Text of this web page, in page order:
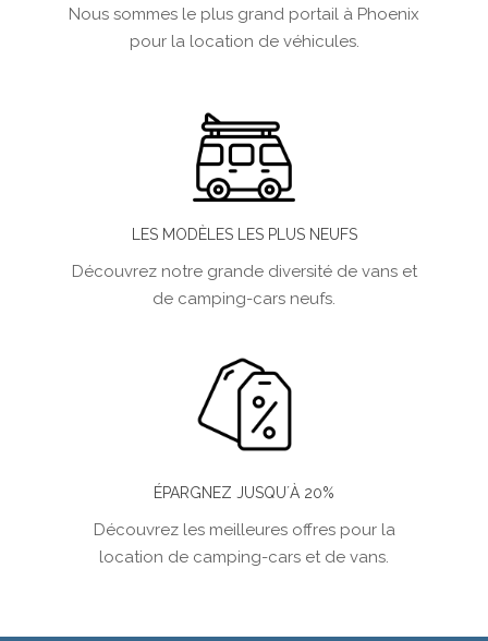
Nous sommes le plus grand portail à Phoenix
pour la location de véhicules.
LES MODÈLES LES PLUS NEUFS
Découvrez notre grande diversité de vans et
de camping-cars neufs.
ÉPARGNEZ JUSQU´À 20%
Découvrez les meilleures offres pour la
location de camping-cars et de vans.